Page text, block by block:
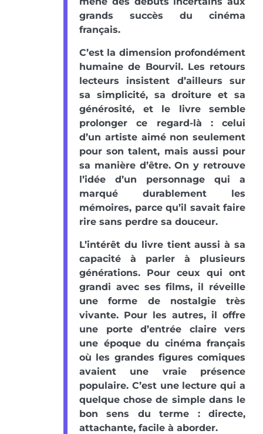
grands succès du cinéma
français.
C’est la dimension profondément
humaine de Bourvil. Les retours
lecteurs insistent d’ailleurs sur
sa simplicité, sa droiture et sa
générosité, et le livre semble
prolonger ce regard-là : celui
d’un artiste aimé non seulement
pour son talent, mais aussi pour
sa manière d’être. On y retrouve
l’idée d’un personnage qui a
marqué durablement les
mémoires, parce qu’il savait faire
rire sans perdre sa douceur.
L’intérêt du livre tient aussi à sa
capacité à parler à plusieurs
générations. Pour ceux qui ont
grandi avec ses films, il réveille
une forme de nostalgie très
vivante. Pour les autres, il offre
une porte d’entrée claire vers
une époque du cinéma français
où les grandes figures comiques
avaient une vraie présence
populaire. C’est une lecture qui a
quelque chose de simple dans le
bon sens du terme : directe,
attachante, facile à aborder.